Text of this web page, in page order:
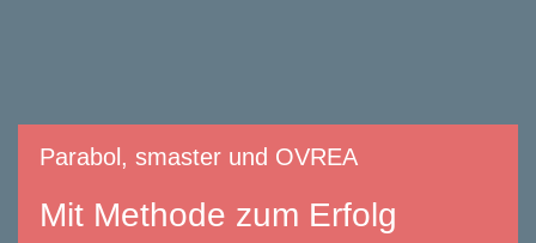
Parabol, smaster und OVREA
Mit Methode zum Erfolg